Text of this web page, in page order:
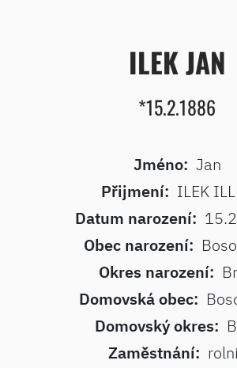
ILEK JAN
*15.2.1886
Jméno: Jan
Přijmení: ILEK
Datum narození:
Obec narození:
Okres narození:
Domovská obec:
Domovský okres:
Zaměstnání: